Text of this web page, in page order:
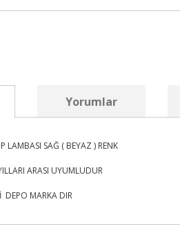
Yorumlar
LAMBASI SAĞ ( BEYAZ ) RENK
ARASI UYUMLUDUR
DEPO MARKA DIR